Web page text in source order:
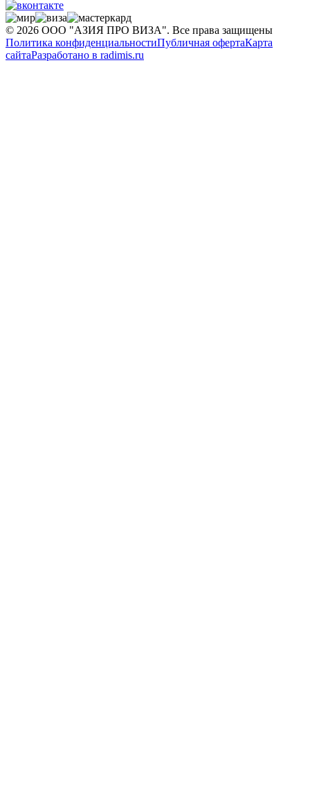
© 2026 ООО "АЗИЯ ПРО ВИЗА". Все права защищены
Политика конфиденциальностиПубличная офертаКарта
сайтаРазработано в radimis.ru